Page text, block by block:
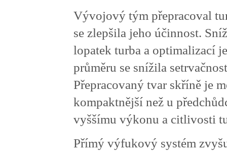
Vývojový tým přepracoval
se zlepšila jeho účinnost.
lopatek turba a optimalizací
průměru se snížila
Přepracovaný tvar skříně je
kompaktnější než u
vyššímu výkonu a citlivosti
Přímý výfukový systém